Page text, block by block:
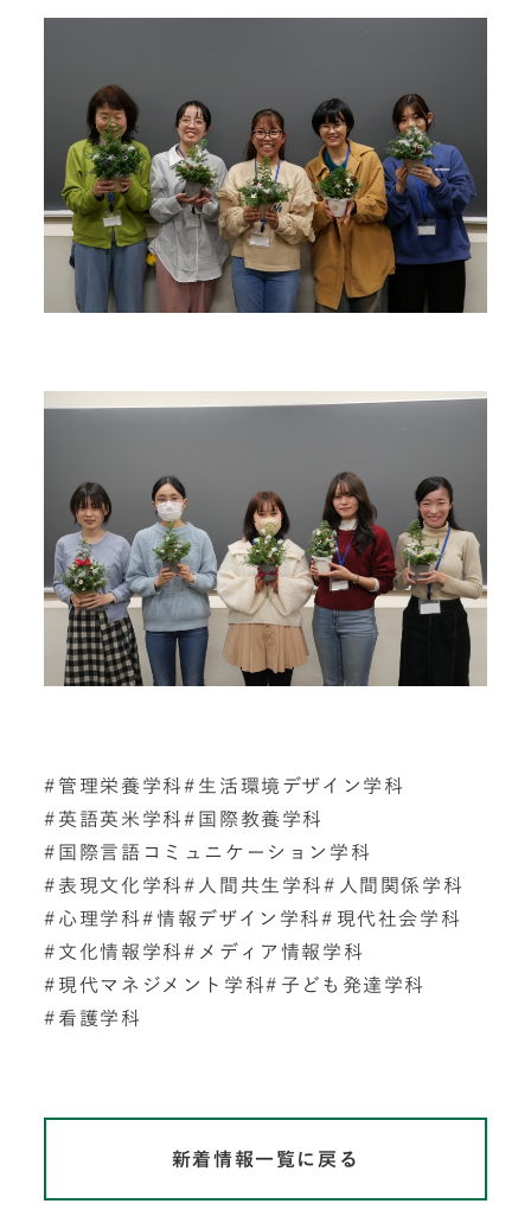
管理栄養学科
生活環境デザイン学科
英語英米学科
国際教養学科
国際言語コミュニケーション学科
表現文化学科
人間共生学科
人間関係学科
心理学科
情報デザイン学科
現代社会学科
文化情報学科
メディア情報学科
現代マネジメント学科
子ども発達学科
看護学科
新着情報一覧に戻る